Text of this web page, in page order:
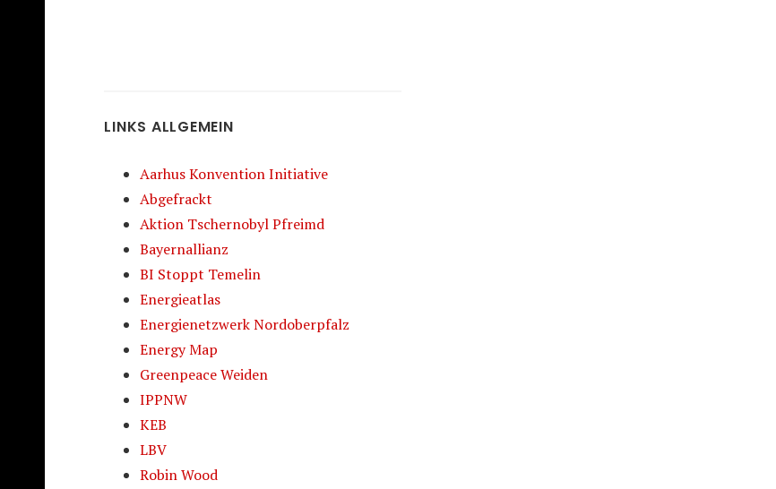
LINKS ALLGEMEIN
Aarhus Konvention Initiative
Abgefrackt
Aktion Tschernobyl Pfreimd
Bayernallianz
BI Stoppt Temelin
Energieatlas
Energienetzwerk Nordoberpfalz
Energy Map
Greenpeace Weiden
IPPNW
KEB
LBV
Robin Wood